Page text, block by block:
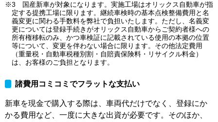
※3 国産新車が対象になります。実施工場はオリックス自動車が指
定する提携工場に限ります。継続車検時の基本点検整備費用と名
義変更に関わる手数料を弊社で負担いたします。ただし、名義変
更については登録手続きがオリックス自動車からご契約者様への
所有権移転のみ、かつ車検証に記載されている使用の本拠の位置
等について、変更を伴わない場合に限ります。その他法定費用
（重量税・自動車税種別割・自賠責保険料・リサイクル料金）
は、お客様のご負担となります。
諸費用コミコミでフラットな支払い
新車を現金で購入する際は、車両代だけでなく、登録にか
かる費用など、一度に大きな出資が必要です。そのほか、